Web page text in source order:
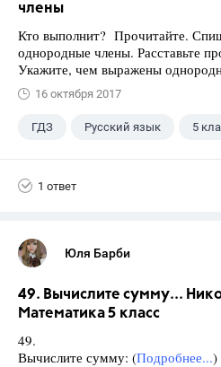
члены
Кто выполнит? Прочитайте.
однородные члены. Расставьте
Укажите, чем выражены
16 октября 2017
ГДЗ Русский язык 5
1 ответ
Юля Барби
49. Вычислите сумму...
Математика 5 класс
49.
Вычислите сумму: (Подробнее...)